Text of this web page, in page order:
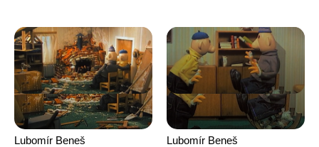
Lubomír Beneš
Lubomír Beneš